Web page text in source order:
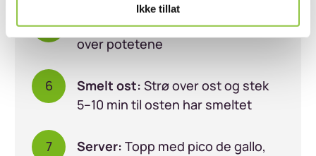
Ikke tillat
Topp brettet:Fordel kjøttdeigen
over potetene
Smelt ost: Strø over ost og stek
5–10 min til osten har smeltet
Server: Topp med pico de gallo,